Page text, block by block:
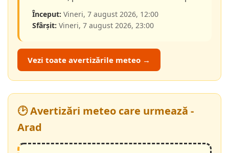
Început: Vineri, 7 august 2026, 12:00
Sfârșit: Vineri, 7 august 2026, 23:00
Vezi toate avertizările meteo →
🕑 Avertizări meteo care urmează -
Arad